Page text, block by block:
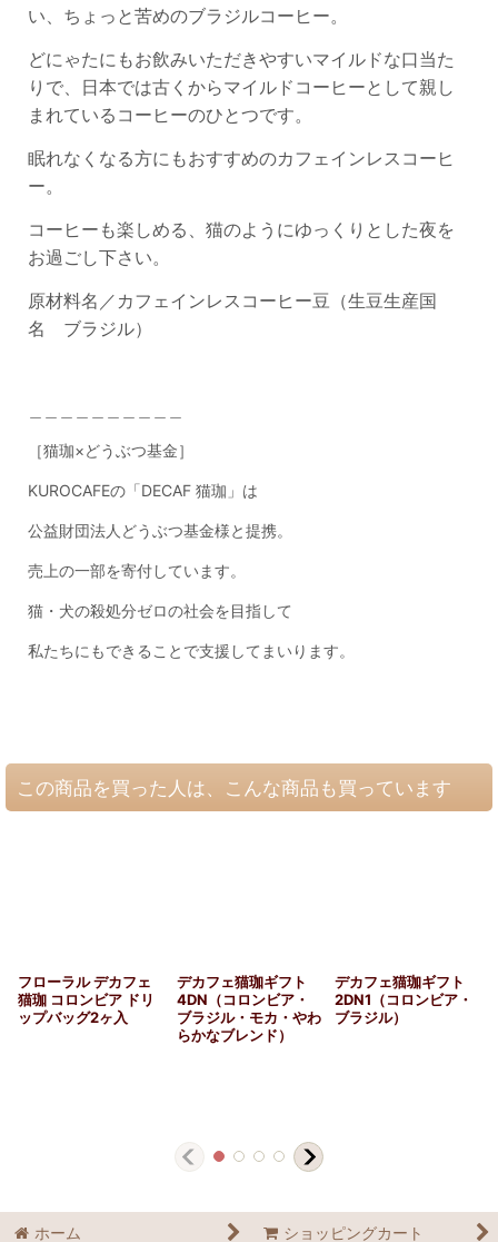
い、ちょっと苦めのブラジルコーヒー。
どにゃたにもお飲みいただきやすいマイルドな口当た
りで、日本では古くからマイルドコーヒーとして親し
まれているコーヒーのひとつです。
眠れなくなる方にもおすすめのカフェインレスコーヒ
ー。
コーヒーも楽しめる、猫のようにゆっくりとした夜を
お過ごし下さい。
原材料名／カフェインレスコーヒー豆（生豆生産国
名 ブラジル）
［猫珈×どうぶつ基金］
KUROCAFEの「DECAF 猫珈」は
公益財団法人どうぶつ基金様と提携。
売上の一部を寄付しています。
猫・犬の殺処分ゼロの社会を目指して
私たちにもできることで支援してまいります。
この商品を買った人は、こんな商品も買っています
フローラル デカフェ
猫珈 コロンビア ドリ
ップバッグ2ヶ入
デカフェ猫珈ギフト
4DN（コロンビア・
ブラジル・モカ・やわ
らかなブレンド）
デカフェ猫珈ギフト
2DN1（コロンビア・
ブラジル）
ホーム ショッピングカート